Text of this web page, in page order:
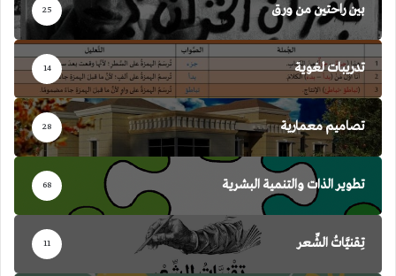
بين راحتين من ورق 25
تدريبات لغوية 14
تصاميم معمارية 28
تطوير الذات والتنمية البشرية 68
تِقنيَّاتُ الشِّعر 11